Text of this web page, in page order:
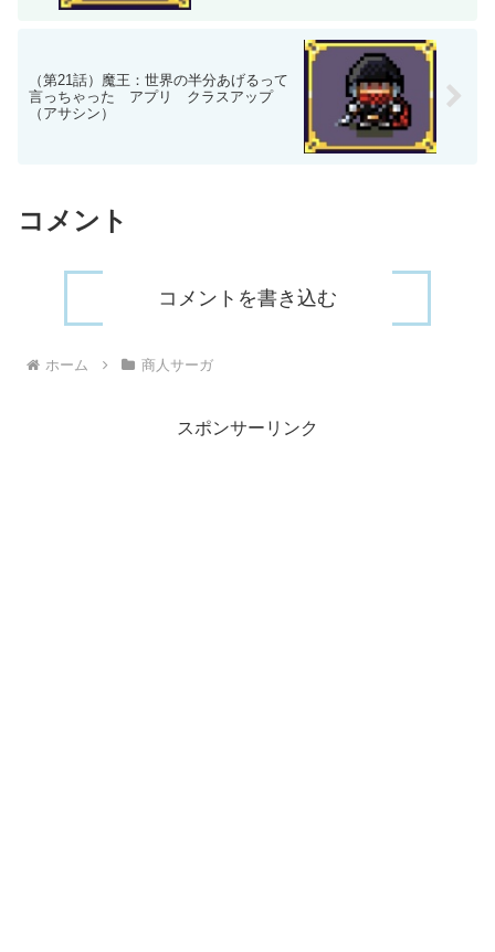
（第21話）魔王：世界の半分あげるって
言っちゃった アプリ クラスアップ
（アサシン）
コメント
コメントを書き込む
ホーム 商人サーガ
スポンサーリンク